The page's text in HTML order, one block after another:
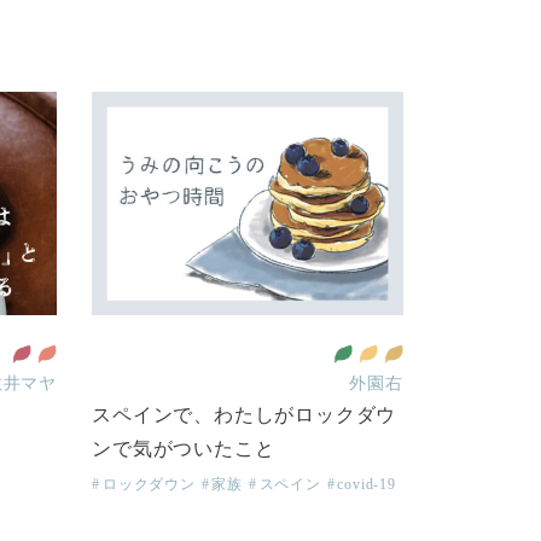
マヤ 外園右
スペインで、わたしがロックダウ
ンで気がついたこと
ロックダウン 家族 スペイン covid-19